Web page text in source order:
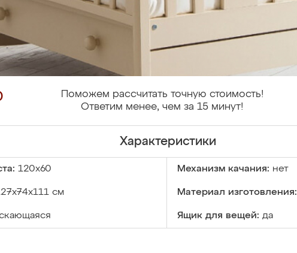
Поможем рассчитать точную стоимость!
Ответим менее, чем за 15 минут!
Характеристики
120х60 Механизм качания: нет
см Материал изготовления:
Ящик для вещей: да